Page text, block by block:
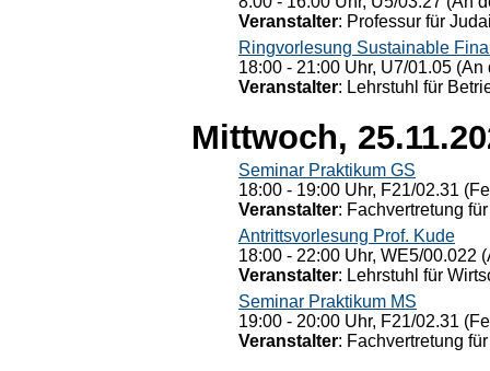
Veranstalter: Professur für
Ringvorlesung Sustainable
18:00 - 21:00 Uhr, U7/01.05
Veranstalter: Lehrstuhl für
Mittwoch,
Seminar Praktikum GS
18:00 - 19:00 Uhr, F21/02.31
Veranstalter: Fachvertretung
Antrittsvorlesung Prof. Kude
18:00 - 22:00 Uhr, WE5/00.022
Veranstalter: Lehrstuhl für
Seminar Praktikum MS
19:00 - 20:00 Uhr, F21/02.31
Veranstalter: Fachvertretung